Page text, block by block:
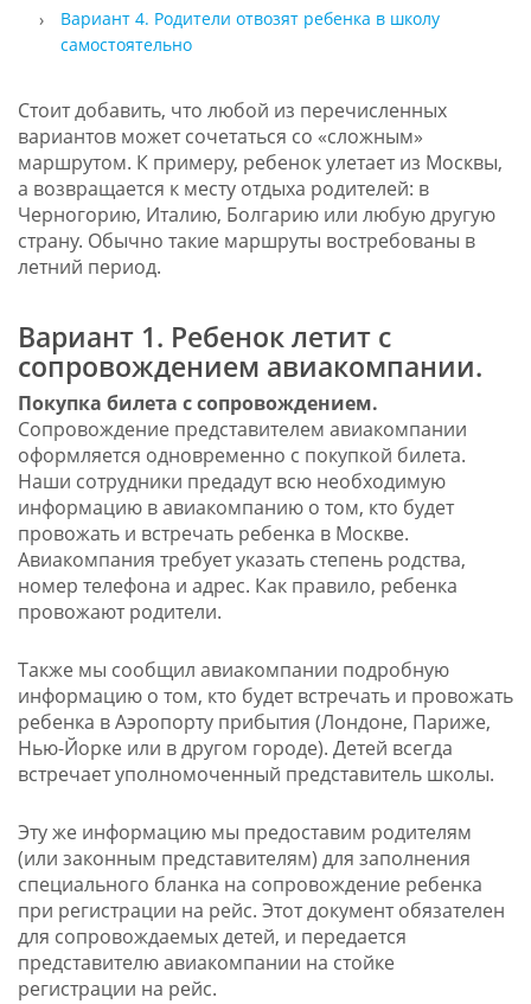
Вариант 4. Родители отвозят ребенка в школу
самостоятельно
Стоит добавить, что любой из перечисленных
вариантов может сочетаться со «сложным»
маршрутом. К примеру, ребенок улетает из Москвы,
а возвращается к месту отдыха родителей: в
Черногорию, Италию, Болгарию или любую другую
страну. Обычно такие маршруты востребованы в
летний период.
Вариант 1. Ребенок летит с
сопровождением авиакомпании.
Покупка билета с сопровождением.
Сопровождение представителем авиакомпании
оформляется одновременно с покупкой билета.
Наши сотрудники предадут всю необходимую
информацию в авиакомпанию о том, кто будет
провожать и встречать ребенка в Москве.
Авиакомпания требует указать степень родства,
номер телефона и адрес. Как правило, ребенка
провожают родители.
Также мы сообщил авиакомпании подробную
информацию о том, кто будет встречать и провожать
ребенка в Аэропорту прибытия (Лондоне, Париже,
Нью-Йорке или в другом городе). Детей всегда
встречает уполномоченный представитель школы.
Эту же информацию мы предоставим родителям
(или законным представителям) для заполнения
специального бланка на сопровождение ребенка
при регистрации на рейс. Этот документ обязателен
для сопровождаемых детей, и передается
представителю авиакомпании на стойке
регистрации на рейс.